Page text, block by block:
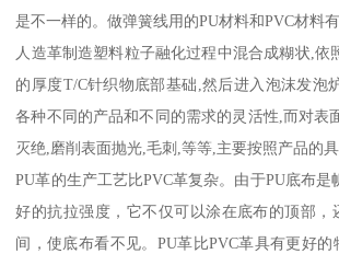
是不一样的。做弹簧线用的PU材料和PVC材料
人造革制造塑料粒子融化过程中混合成糊状,依
的厚度T/C针织物底部基础,然后进入泡沫发泡
各种不同的产品和不同的需求的灵活性,而对表
灭绝,磨削表面抛光,毛刺,等等,主要按照产品的具
PU革的生产工艺比PVC革复杂。由于PU底布是
好的抗拉强度，它不仅可以涂在底布的顶部，
间，使底布看不见。PU革比PVC革具有更好